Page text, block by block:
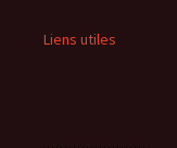
Liens utiles